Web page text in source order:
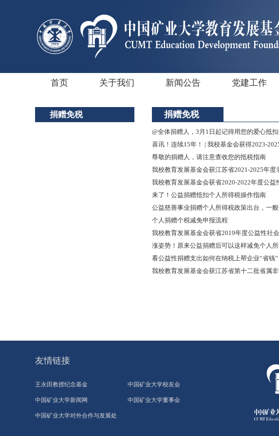
首页 关于我们 新闻公告 党建工作
捐赠免税 捐赠免税
@全体捐赠人，3月1日起记得用您的爱心抵扣
喜讯！连续15年！ | 我校基金会获得2023-
尊敬的捐赠人，请注意查收您的抵税指南
我校教育发展基金会获江苏省2021-2025年度
我校教育发展基金会获省2020-2022年度公
来了！公益捐赠抵扣个人所得税操作指南
公益慈善事业捐赠个人所得税政策出台，一
个人捐赠个税减免申报流程
我校教育发展基金会获省2019年度公益性社
涨姿势！原来公益捐赠后可以这样减免个人
看公益性捐赠支出如何在纳税上帮企业“省钱”
我校教育发展基金会获江苏省第十二批省属
友情链接
王永田教授纪念基金 中国矿业大学校友会
中国矿业大学新闻网 中国矿业大学董事会
中国矿业大学对外合作与发展处